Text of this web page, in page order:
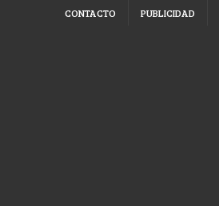
CONTACTO PUBLICIDAD